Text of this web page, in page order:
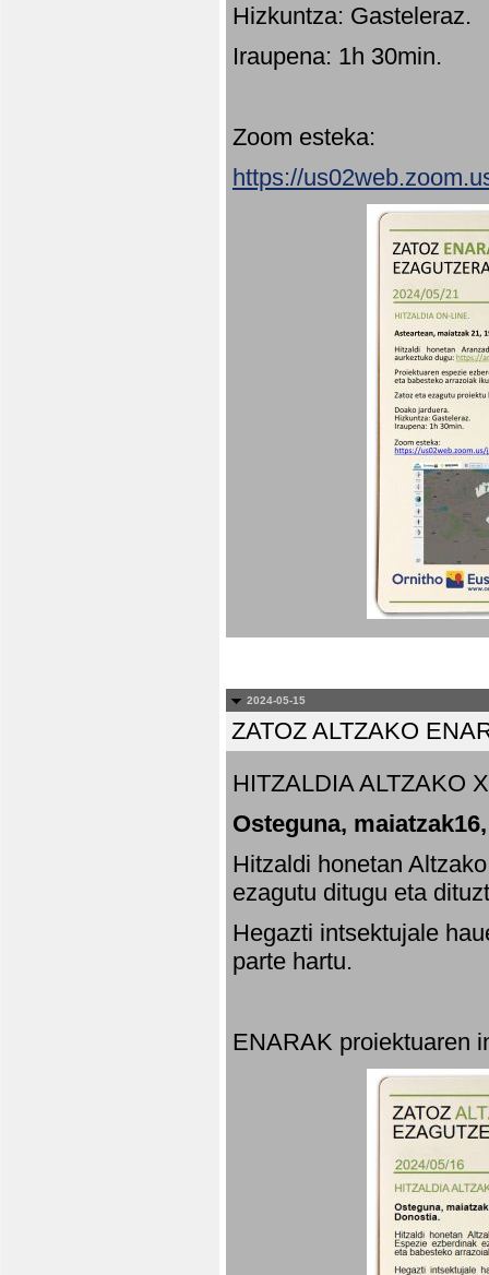
Hizkuntza: Gasteleraz.
Iraupena: 1h 30min.
Zoom esteka:
https://
2024-05-15
ZATOZ ALTZAKO
HITZALDIA ALTZAKO
Osteguna,
Hitzaldi honetan
ezagutu ditugu eta
Hegazti intsektujale
parte hartu.
ENARAK proiektuaren